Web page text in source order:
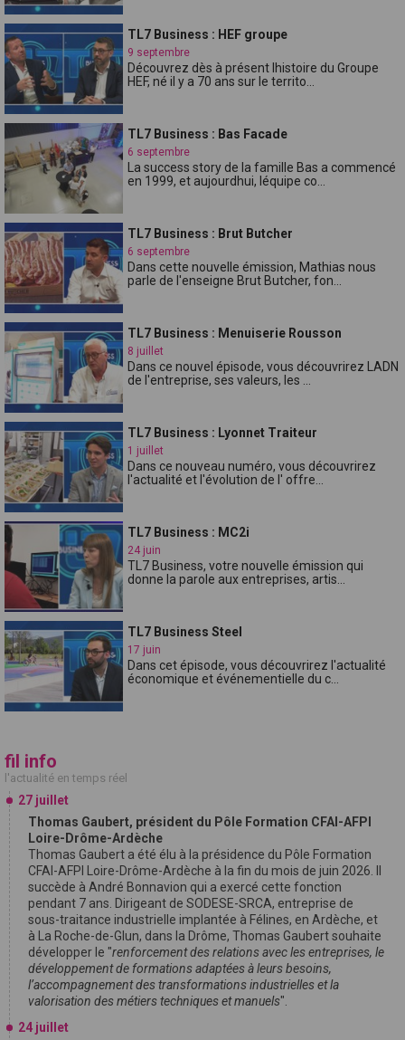
TL7 Business : HEF groupe
9 septembre
Découvrez dès à présent lhistoire du Groupe
HEF, né il y a 70 ans sur le territo...
TL7 Business : Bas Facade
6 septembre
La success story de la famille Bas a commencé
en 1999, et aujourdhui, léquipe co...
TL7 Business : Brut Butcher
6 septembre
Dans cette nouvelle émission, Mathias nous
parle de l'enseigne Brut Butcher, fon...
TL7 Business : Menuiserie Rousson
8 juillet
Dans ce nouvel épisode, vous découvrirez LADN
de l'entreprise, ses valeurs, les ...
TL7 Business : Lyonnet Traiteur
1 juillet
Dans ce nouveau numéro, vous découvrirez
l'actualité et l'évolution de l' offre...
TL7 Business : MC2i
24 juin
TL7 Business, votre nouvelle émission qui
donne la parole aux entreprises, artis...
TL7 Business Steel
17 juin
Dans cet épisode, vous découvrirez l'actualité
économique et événementielle du c...
fil info
l'actualité en temps réel
27 juillet
Thomas Gaubert, président du Pôle Formation CFAI-AFPI
Loire-Drôme-Ardèche
Thomas Gaubert a été élu à la présidence du Pôle Formation
CFAI-AFPI Loire-Drôme-Ardèche à la fin du mois de juin 2026. Il
succède à André Bonnavion qui a exercé cette fonction
pendant 7 ans. Dirigeant de SODESE-SRCA, entreprise de
sous-traitance industrielle implantée à Félines, en Ardèche, et
à La Roche-de-Glun, dans la Drôme, Thomas Gaubert souhaite
développer le "renforcement des relations avec les entreprises, le
développement de formations adaptées à leurs besoins,
l’accompagnement des transformations industrielles et la
valorisation des métiers techniques et manuels".
24 juillet